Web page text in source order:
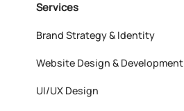
Services
Brand Strategy & Identity
Website Design & Development
UI/UX Design